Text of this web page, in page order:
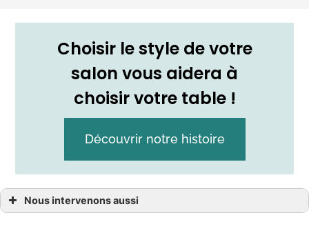
Choisir le style de votre
salon vous aidera à
choisir votre table !
Découvrir notre histoire
Nous intervenons aussi